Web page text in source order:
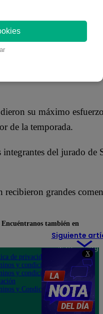
X
su máximo
de la temporada.
del jurado
recibieron grandes
Siguiente
Encuéntranos también en
de privacidad
y condiciones
y condiciones
y Condiciones
Teléfono: 219
Av. San
Felipe 968
Jesús María